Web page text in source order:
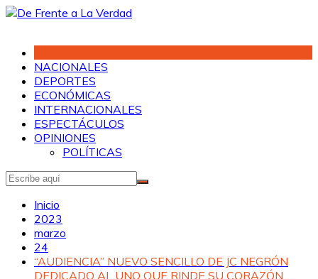
Saltar
NACIONALES
DEPORTES
ECONÓMICAS
INTERNACIONALES
ESPECTÁCULOS
OPINIONES
POLÍTICAS
Inicio
2023
marzo
24
“AUDIENCIA” NUEVO SENCILLO DE JC NEGRÓN
DEDICADO AL UNO QUE RINDE SU CORAZÓN.